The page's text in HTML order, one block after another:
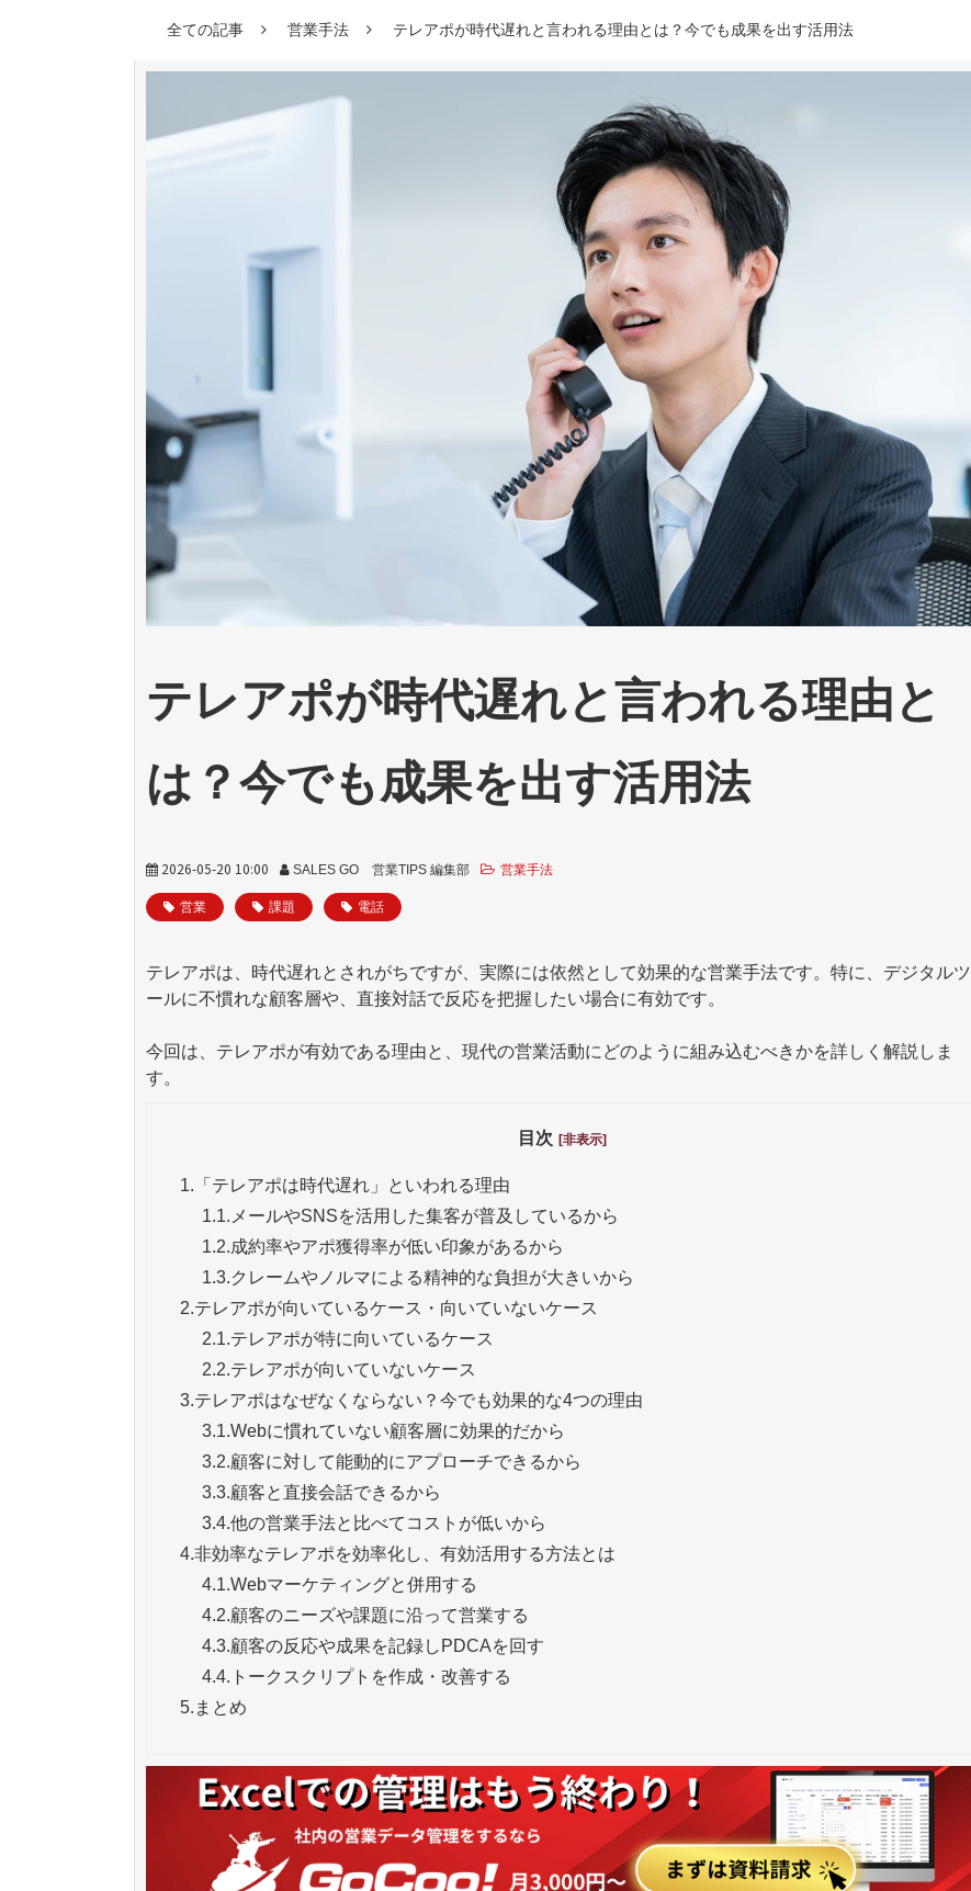
全ての記事 営業手法 テレアポが時代遅れと言われる理由とは？今でも成果を出す活用法
テレアポが時代遅れと言われる理由と
は？今でも成果を出す活用法
2026-05-20 10:00 SALES GO 営業TIPS 編集部 営業手法
営業 課題 電話
テレアポは、時代遅れとされがちですが、実際には依然として効果的な営業手法です。特に、デジタルツ
ールに不慣れな顧客層や、直接対話で反応を把握したい場合に有効です。
今回は、テレアポが有効である理由と、現代の営業活動にどのように組み込むべきかを詳しく解説しま
す。
目次 [非表示]
1. 「テレアポは時代遅れ」といわれる理由
1.1.メールやSNSを活用した集客が普及しているから
1.2.成約率やアポ獲得率が低い印象があるから
1.3.クレームやノルマによる精神的な負担が大きいから
2.テレアポが向いているケース・向いていないケース
2.1.テレアポが特に向いているケース
2.2.テレアポが向いていないケース
3.テレアポはなぜなくならない？今でも効果的な4つの理由
3.1.Webに慣れていない顧客層に効果的だから
3.2.顧客に対して能動的にアプローチできるから
3.3.顧客と直接会話できるから
3.4.他の営業手法と比べてコストが低いから
4.非効率なテレアポを効率化し、有効活用する方法とは
4.1.Webマーケティングと併用する
4.2.顧客のニーズや課題に沿って営業する
4.3.顧客の反応や成果を記録しPDCAを回す
4.4. トークスクリプトを作成・改善する
5. まとめ